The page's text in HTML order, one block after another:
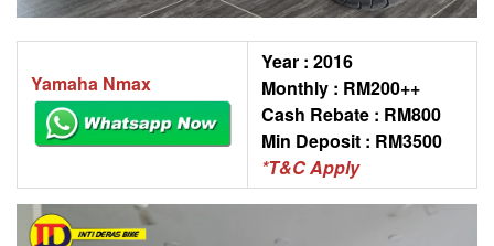
Yamaha Nmax
Year : 2016
Monthly : RM200++
Cash Rebate : RM800
Min Deposit : RM3500
*T&C Apply